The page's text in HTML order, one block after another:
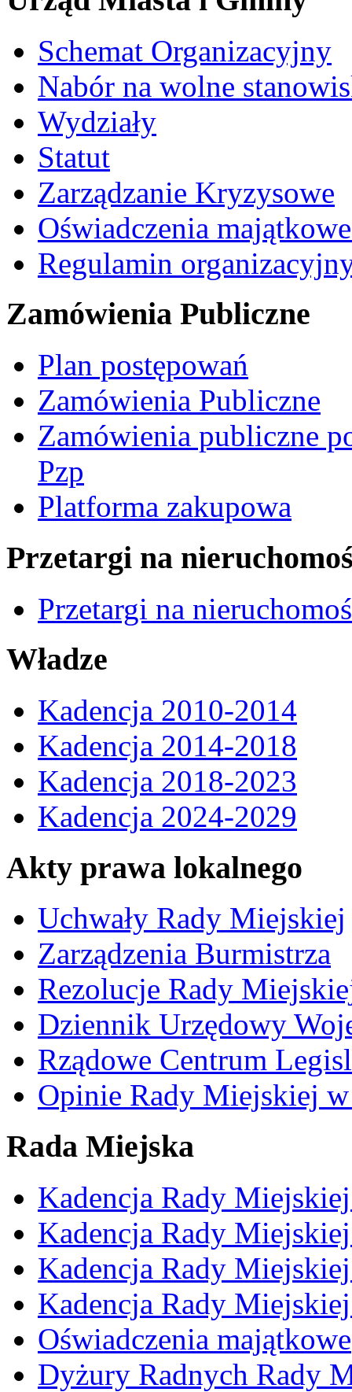
Schemat Organizacyjny
Nabór na wolne
Wydziały
Statut
Zarządzanie Kryzysowe
Oświadczenia
Regulamin
Zamówienia Publiczne
Plan postępowań
Zamówienia Publiczne
Zamówienia publiczne
Pzp
Platforma zakupowa
Przetargi na
Przetargi na
Władze
Kadencja 2010-2014
Kadencja 2014-2018
Kadencja 2018-2023
Kadencja 2024-2029
Akty prawa lokalnego
Uchwały Rady Miejskiej
Zarządzenia Burmistrza
Rezolucje Rady
Dziennik Urzędowy
Rządowe Centrum
Opinie Rady Miejskiej w
Rada Miejska
Kadencja Rady
Kadencja Rady
Kadencja Rady
Kadencja Rady
Oświadczenia majątkowe
Dyżury Radnych Rady